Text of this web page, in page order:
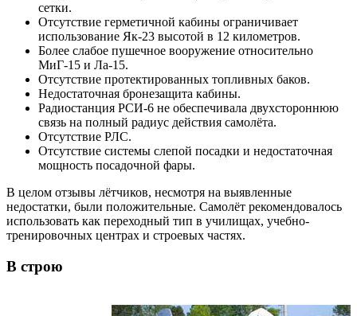
сетки.
Отсутствие герметичной кабины ограничивает
использование Як-23 высотой в 12 километров.
Более слабое пушечное вооружение относительно
МиГ-15 и Ла-15.
Отсутствие протектированных топливных баков.
Недостаточная бронезащита кабины.
Радиостанция РСИ-6 не обеспечивала двухстороннюю
связь на полный радиус действия самолёта.
Отсутствие РЛС.
Отсутствие системы слепой посадки и недостаточная
мощность посадочной фары.
В целом отзывы лётчиков, несмотря на выявленные
недостатки, были положительные. Самолёт рекомендовалось
использовать как переходный тип в училищах, учебно-
тренировочных центрах и строевых частях.
В строю